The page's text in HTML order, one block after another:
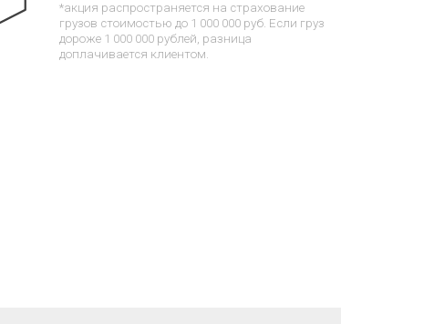
*акция распространяется на страхование
грузов стоимостью до 1 000 000 руб. Если груз
дороже 1 000 000 рублей, разница
доплачивается клиентом.